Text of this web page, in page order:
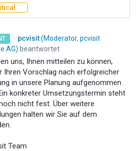
· pcvisit(Moderator, pcvisit
AG) beantwortet
uns, Ihnen mitteilen zu können,
Ihren Vorschlag nach erfolgreicher
in unsere Planung aufgenommen
konkreter Umsetzungstermin steht
nicht fest. Über weitere
halten wir Sie auf dem
Team